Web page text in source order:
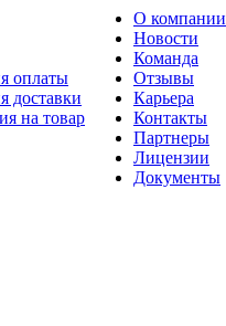
оплаты
доставки
на товар
О компании
Новости
Команда
Отзывы
Карьера
Контакты
Партнеры
Лицензии
Документы